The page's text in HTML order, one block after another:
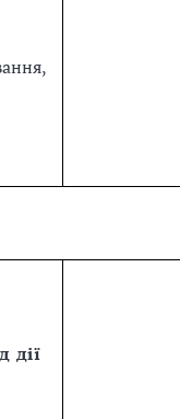
дії